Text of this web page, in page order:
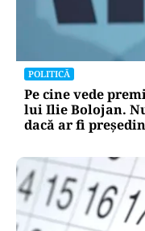
POLITICĂ
Pe cine vede
lui Ilie Bolojan.
dacă ar fi